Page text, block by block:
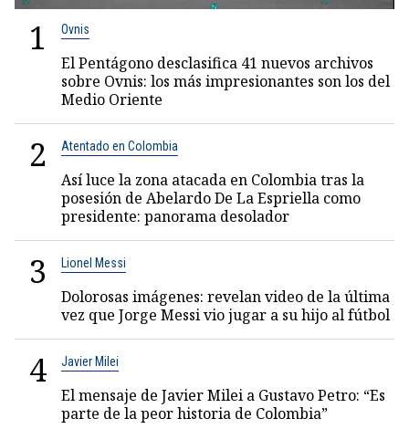
1 Ovnis
El Pentágono desclasifica 41 nuevos archivos
sobre Ovnis: los más impresionantes son los del
Medio Oriente
2 Atentado en Colombia
Así luce la zona atacada en Colombia tras la
posesión de Abelardo De La Espriella como
presidente: panorama desolador
3 Lionel Messi
Dolorosas imágenes: revelan video de la última
vez que Jorge Messi vio jugar a su hijo al fútbol
4 Javier Milei
El mensaje de Javier Milei a Gustavo Petro: “Es
parte de la peor historia de Colombia”